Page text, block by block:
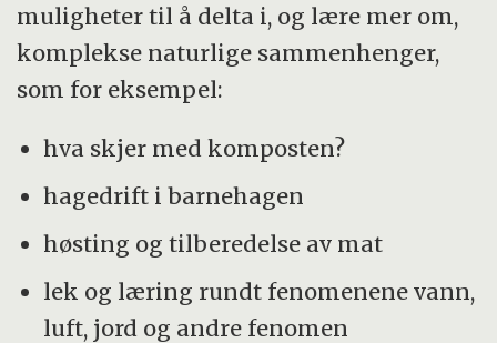
muligheter til å delta i, og lære mer om,
komplekse naturlige sammenhenger,
som for eksempel:
hva skjer med komposten?
hagedrift i barnehagen
høsting og tilberedelse av mat
lek og læring rundt fenomenene vann,
luft, jord og andre fenomen